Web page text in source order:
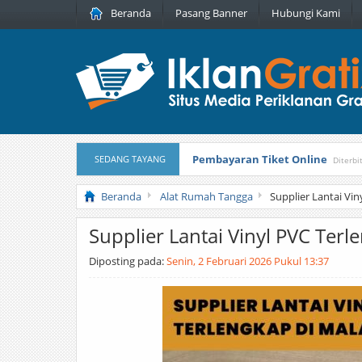
Beranda Pasang Banner Hubungi Kami
SEDANG TAYANG Pembayaran Tiket Online
Masker Sprilulina Tiens
Beranda Alat Rumah Tangga Supplier Lantai
Supplier Lantai Vinyl PVC
Diposting pada:Senin, 2 Februari 2026 Pukul 13:37